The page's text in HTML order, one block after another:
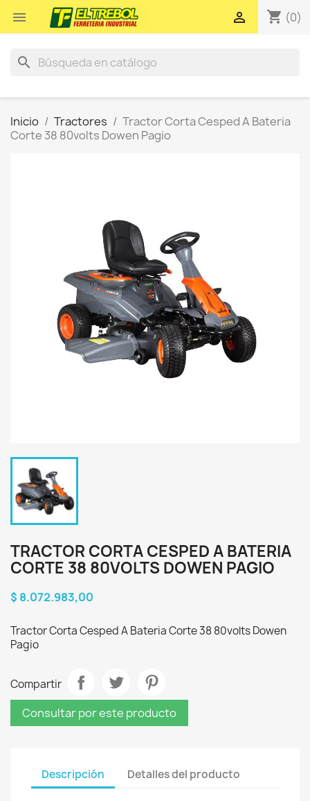
 shopping_cart (0)

search
Inicio Tractores
Tractor Corta Cesped A Bateria
Corte 38 80volts Dowen Pagio
TRACTOR CORTA CESPED A BATERIA
CORTE 38 80VOLTS DOWEN PAGIO
$ 8.072.983,00
Tractor Corta Cesped A Bateria Corte 38 80volts Dowen
Pagio
Compartir
Consultar por este producto
Descripción Detalles del producto